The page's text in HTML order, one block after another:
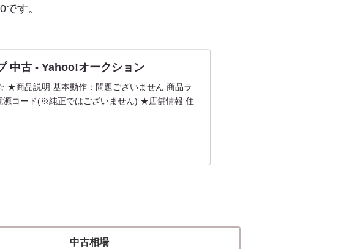
す。
中古 - Yahoo!オークション
商品説明 基本動作：問題ございません 商品ラ
源コード(※純正ではございません) ★店舗情報 住
中古相場